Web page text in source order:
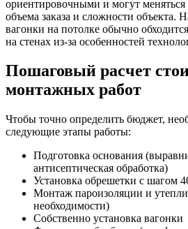
ориентировочными и могут меняться
объема заказа и сложности объекта.
вагонки на потолке обычно
на стенах из-за особенностей
Пошаговый расчет
монтажных работ
Чтобы точно определить бюджет,
следующие этапы работы:
Подготовка основания
антисептическая обработка)
Установка обрешетки с шагом
Монтаж пароизоляции и
необходимости)
Собственно установка вагонки